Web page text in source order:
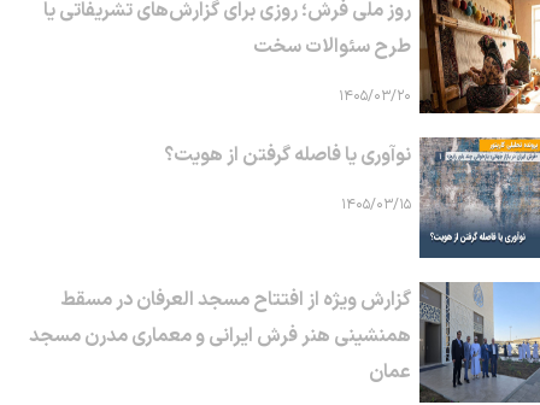
روز ملی فرش؛ روزی برای گزارش‌های تشریفاتی یا
طرح سئوالات سخت
۱۴۰۵/۰۳/۲۰
نوآوری یا فاصله گرفتن از هویت؟
۱۴۰۵/۰۳/۱۵
گزارش ویژه از افتتاح مسجد العرفان در مسقط
همنشینی هنر فرش ایرانی و معماری مدرن مسجد
عمان